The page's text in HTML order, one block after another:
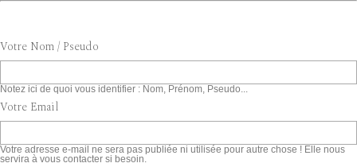
Votre Nom / Pseudo
Notez ici de quoi vous identifier : Nom, Prénom, Pseudo...
Votre Email
Votre adresse e-mail ne sera pas publiée ni utilisée pour autre chose ! Elle nous
servira à vous contacter si besoin.